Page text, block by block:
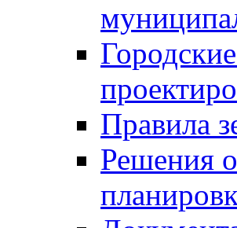
Правила
Решения